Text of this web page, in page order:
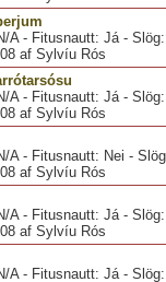
A - Fitusnautt: Já -
af Sylvíu Rós
A - Fitusnautt: Já -
af Sylvíu Rós
A - Fitusnautt: Nei -
af Sylvíu Rós
A - Fitusnautt: Já -
af Sylvíu Rós
A - Fitusnautt: Já -